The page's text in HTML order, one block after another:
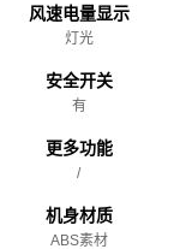
风速电量显示
灯光
安全开关
有
更多功能
/
机身材质
ABS素材